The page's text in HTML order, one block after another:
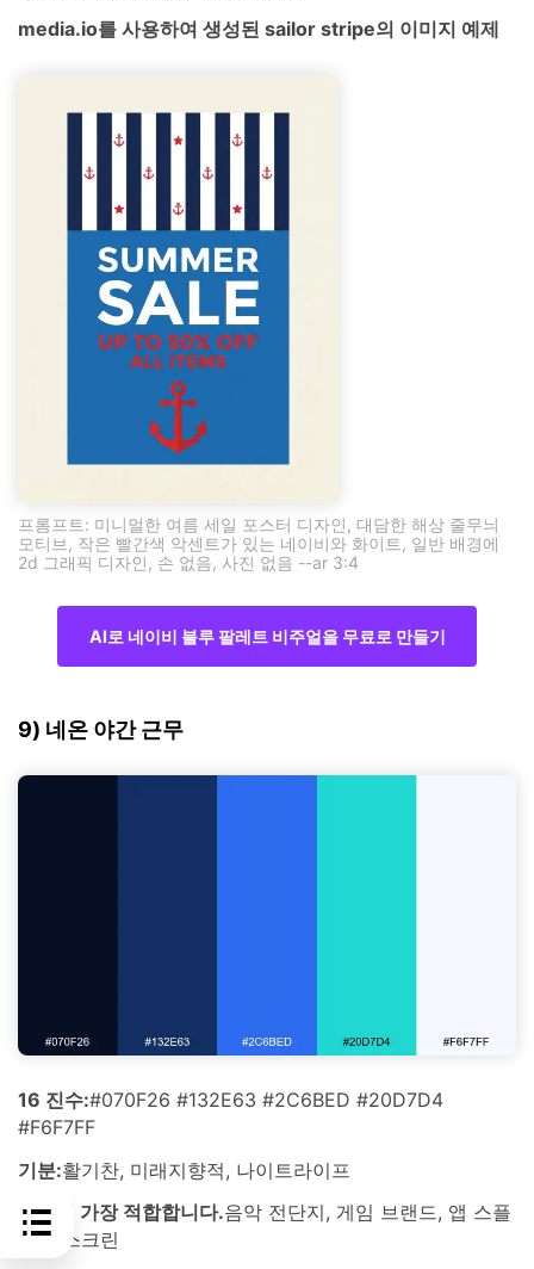
media.io를 사용하여 생성된 sailor stripe의 이미지 예제
프롬프트: 미니멀한 여름 세일 포스터 디자인, 대담한 해상 줄무늬
모티브, 작은 빨간색 악센트가 있는 네이비와 화이트, 일반 배경에
2d 그래픽 디자인, 손 없음, 사진 없음 --ar 3:4
AI로 네이비 블루 팔레트 비주얼을 무료로 만들기
9) 네온 야간 근무
16 진수:#070F26 #132E63 #2C6BED #20D7D4
#F6F7FF
기분:활기찬, 미래지향적, 나이트라이프
다음에 가장 적합합니다.음악 전단지, 게임 브랜드, 앱 스플
래시 스크린